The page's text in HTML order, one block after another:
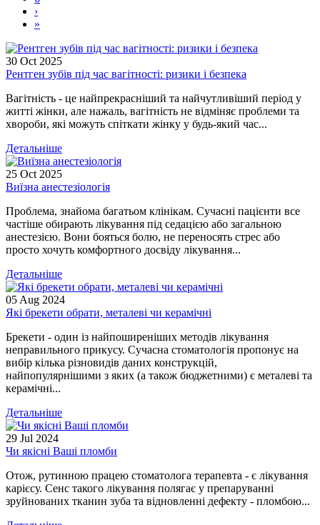
›
»
30 Oct 2025
Рентген зубів під час вагітності: ризики і безпека
Вагітність - це найпрекрасніший та найчутливіший період у
житті жінки, але нажаль, вагітність не відміняє проблеми та
хвороби, які можуть спіткати жінку у будь-який час...
Детальніше
25 Oct 2025
Виїзна анестезіологія
Проблема, знайома багатьом клінікам. Сучасні пацієнти все
частіше обирають лікування під седацією або загальною
анестезією. Вони бояться болю, не переносять стрес або
просто хочуть комфортного досвіду лікування...
Детальніше
05 Aug 2024
Які брекети обрати, металеві чи керамічні
Брекети - один із найпоширеніших методів лікування
неправильного прикусу. Сучасна стоматологія пропонує на
вибір кілька різновидів даних конструкцій,
найпопулярнішими з яких (а також бюджетними) є металеві та
керамічні...
Детальніше
29 Jul 2024
Чи якісні Ваші пломби
Отож, рутинною працею стоматолога терапевта - є лікування
карієсу. Сенс такого лікування полягає у препаруванні
зруйнованих тканин зуба та відновленні дефекту - пломбою...